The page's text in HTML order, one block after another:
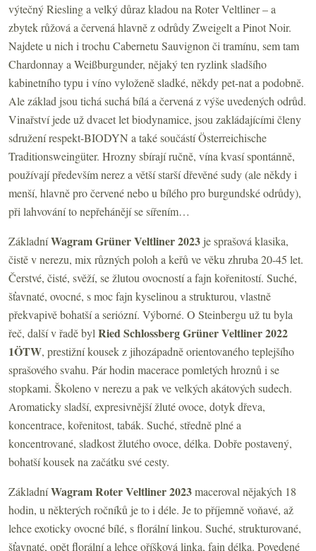
výtečný Riesling a velký důraz kladou na Roter Veltliner – a
zbytek růžová a červená hlavně z odrůdy Zweigelt a Pinot Noir.
Najdete u nich i trochu Cabernetu Sauvignon či tramínu, sem tam
Chardonnay a Weißburgunder, nějaký ten ryzlink sladšího
kabinetního typu i víno vyloženě sladké, někdy pet-nat a podobně.
Ale základ jsou tichá suchá bílá a červená z výše uvedených odrůd.
Vinařství jede už dvacet let biodynamice, jsou zakládajícími členy
sdružení respekt-BIODYN a také součástí Österreichische
Traditionsweingüter. Hrozny sbírají ručně, vína kvasí spontánně,
používají především nerez a větší starší dřevěné sudy (ale někdy i
menší, hlavně pro červené nebo u bílého pro burgundské odrůdy),
při lahvování to nepřehánějí se sířením…
ZákladníWagram Grüner Veltliner 2023 je sprašová klasika,
čistě v nerezu, mix různých poloh a keřů ve věku zhruba 20-45 let.
Čerstvé, čisté, svěží, se žlutou ovocností a fajn kořenitostí. Suché,
šťavnaté, ovocné, s moc fajn kyselinou a strukturou, vlastně
překvapivě bohatší a seriózní. Výborné. O Steinbergu už tu byla
řeč, další v řadě byl RiedSchlossberg Grüner Veltliner 2022
1ÖTW, prestižní kousek z jihozápadně orientovaného teplejšího
sprašového svahu. Pár hodin macerace pomletých hroznů i se
stopkami. Školeno v nerezu a pak ve velkých akátových sudech.
Aromaticky sladší, expresivnější žluté ovoce, dotyk dřeva,
koncentrace, kořenitost, tabák. Suché, středně plné a
koncentrované, sladkost žlutého ovoce, délka. Dobře postavený,
bohatší kousek na začátku své cesty.
ZákladníWagram Roter Veltliner 2023maceroval nějakých 18
hodin, u některých ročníků je to i déle. Je to příjemně voňavé, až
lehce exoticky ovocné bílé, s florální linkou. Suché, strukturované,
šťavnaté, opět florální a lehce oříšková linka, fajn délka. Povedené